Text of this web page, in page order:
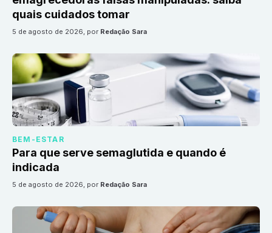
quais cuidados tomar
5 de agosto de 2026, por Redação Sara
BEM-ESTAR
Para que serve semaglutida e quando é
indicada
5 de agosto de 2026, por Redação Sara